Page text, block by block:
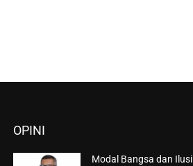
OPINI
Modal Bangsa dan Ilusi